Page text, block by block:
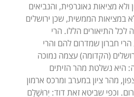
מציאות גאוגרפית, והנביאים
במציאות הממשית, שכן ירושלים
לכל התיאורים הללו. הרי
חברון שמדרום להם והרי
(הקדומה) עצמה נמוכה
היא נשלטת מהר הזיתים
מהר ציון במערב ומרכס ארמון
וכפי שביטא זאת דוד: יְרוּשָׁלִַם